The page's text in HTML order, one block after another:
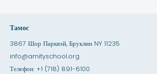
Тамос
3867 Шор Парквэй, Бруклин NY 11235
info@amityschool.org
Телефон: +1 (718) 891-6100